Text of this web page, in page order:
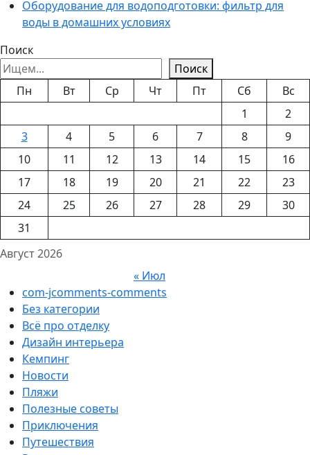
Оборудование для водоподготовки: фильтр для
воды в домашних условиях
Поиск
Поиск
Август 2026
Пн Вт Ср Чт Пт Сб
Вс
1
2
3
4 5 6 7 8
9
10
11 12 13 14 15
16
17
18 19 20 21 22
23
24
25 26 27 28 29
30
31
« Июл
com-jcomments-comments
Без категории
Всё про отделку
Дизайн интерьера
Кемпинг
Новости
Пляжи
Полезные советы
Приключения
Путешествия